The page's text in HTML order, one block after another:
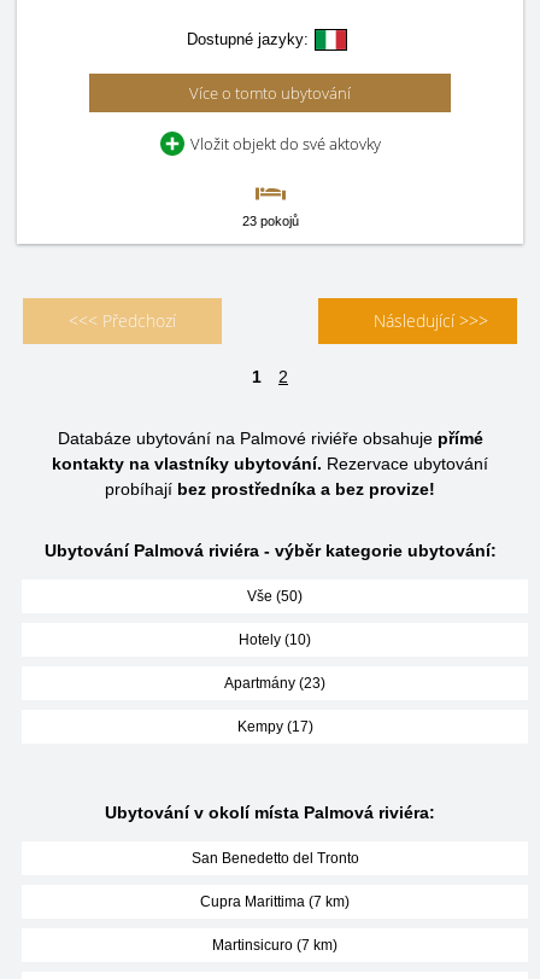
Dostupné jazyky:
Více o tomto ubytování
Vložit objekt do své aktovky
23 pokojů
<<< Předchozí Následující >>>
1 2
Databáze ubytování na Palmové riviéře obsahuje přímé
kontakty na vlastníky ubytování. Rezervace ubytování
probíhají bez prostředníka a bez provize!
Ubytování Palmová riviéra - výběr kategorie ubytování:
Vše (50)
Hotely (10)
Apartmány (23)
Kempy (17)
Ubytování v okolí místa Palmová riviéra:
San Benedetto del Tronto
Cupra Marittima (7 km)
Martinsicuro (7 km)